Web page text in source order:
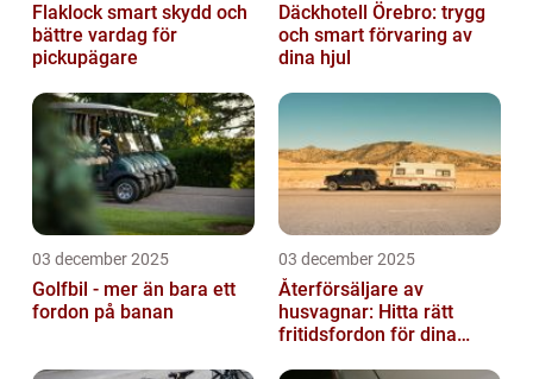
Flaklock smart skydd och
bättre vardag för
pickupägare
Däckhotell Örebro: trygg
och smart förvaring av
dina hjul
03 december 2025
Golfbil - mer än bara ett
fordon på banan
03 december 2025
Återförsäljare av
husvagnar: Hitta rätt
fritidsfordon för dina